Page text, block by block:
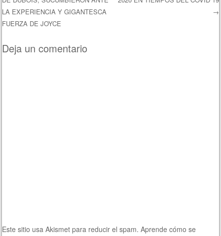
Navegación de entradas
LA EXPERIENCIA Y GIGANTESCA
FUERZA DE JOYCE
→
Deja un comentario
Este sitio usa Akismet para reducir el spam.Aprende cómo se